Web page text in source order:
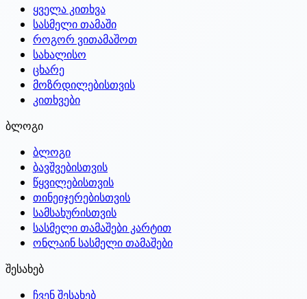
ყველა კითხვა
სასმელი თამაში
როგორ ვითამაშოთ
სახალისო
ცხარე
მოზრდილებისთვის
კითხვები
ბლოგი
ბლოგი
ბავშვებისთვის
წყვილებისთვის
თინეიჯერებისთვის
სამსახურისთვის
სასმელი თამაშები კარტით
ონლაინ სასმელი თამაშები
შესახებ
ჩვენ შესახებ